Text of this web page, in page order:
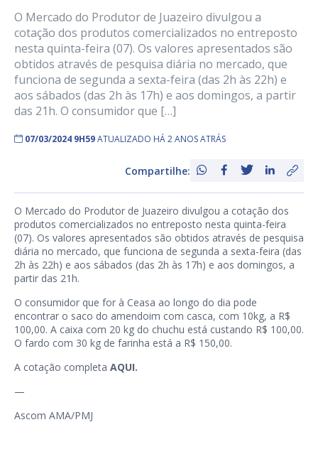
O Mercado do Produtor de Juazeiro divulgou a
cotação dos produtos comercializados no entreposto
nesta quinta-feira (07). Os valores apresentados são
obtidos através de pesquisa diária no mercado, que
funciona de segunda a sexta-feira (das 2h às 22h) e
aos sábados (das 2h às 17h) e aos domingos, a partir
das 21h. O consumidor que […]
07/03/2024 9H59ATUALIZADO HÁ 2 ANOS ATRÁS
Compartilhe:
O Mercado do Produtor de Juazeiro divulgou a cotação dos
produtos comercializados no entreposto nesta quinta-feira
(07). Os valores apresentados são obtidos através de pesquisa
diária no mercado, que funciona de segunda a sexta-feira (das
2h às 22h) e aos sábados (das 2h às 17h) e aos domingos, a
partir das 21h.
O consumidor que for à Ceasa ao longo do dia pode
encontrar o saco do amendoim com casca, com 10kg, a R$
100,00. A caixa com 20 kg do chuchu está custando R$ 100,00.
O fardo com 30 kg de farinha está a R$ 150,00.
A cotação completa AQUI.
—
Ascom AMA/PMJ